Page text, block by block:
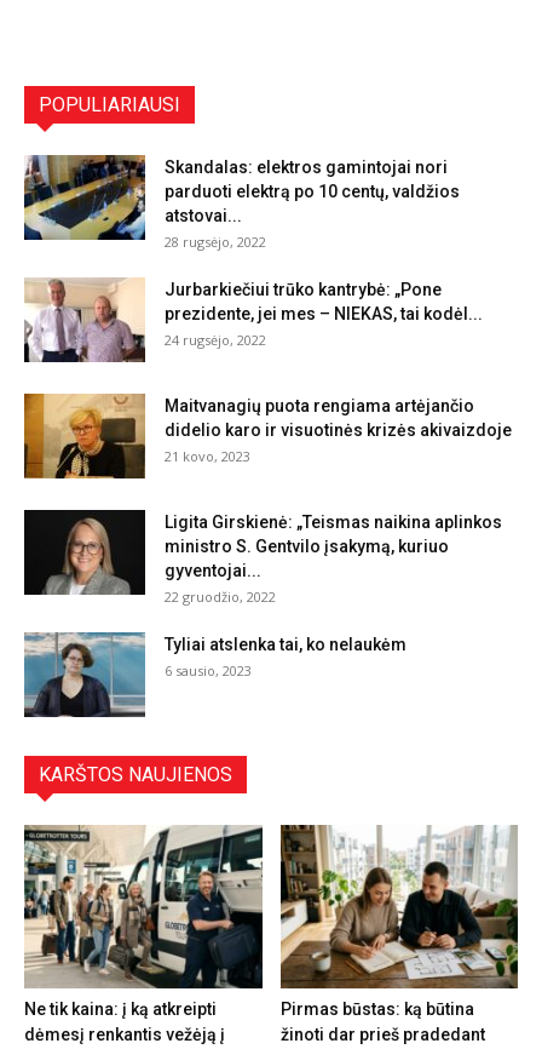
POPULIARIAUSI
Skandalas: elektros gamintojai nori
parduoti elektrą po 10 centų, valdžios
atstovai...
28 rugsėjo, 2022
Jurbarkiečiui trūko kantrybė: „Pone
prezidente, jei mes – NIEKAS, tai kodėl...
24 rugsėjo, 2022
Maitvanagių puota rengiama artėjančio
didelio karo ir visuotinės krizės akivaizdoje
21 kovo, 2023
Ligita Girskienė: „Teismas naikina aplinkos
ministro S. Gentvilo įsakymą, kuriuo
gyventojai...
22 gruodžio, 2022
Tyliai atslenka tai, ko nelaukėm
6 sausio, 2023
KARŠTOS NAUJIENOS
Ne tik kaina: į ką atkreipti
dėmesį renkantis vežėją į
Pirmas būstas: ką būtina
žinoti dar prieš pradedant